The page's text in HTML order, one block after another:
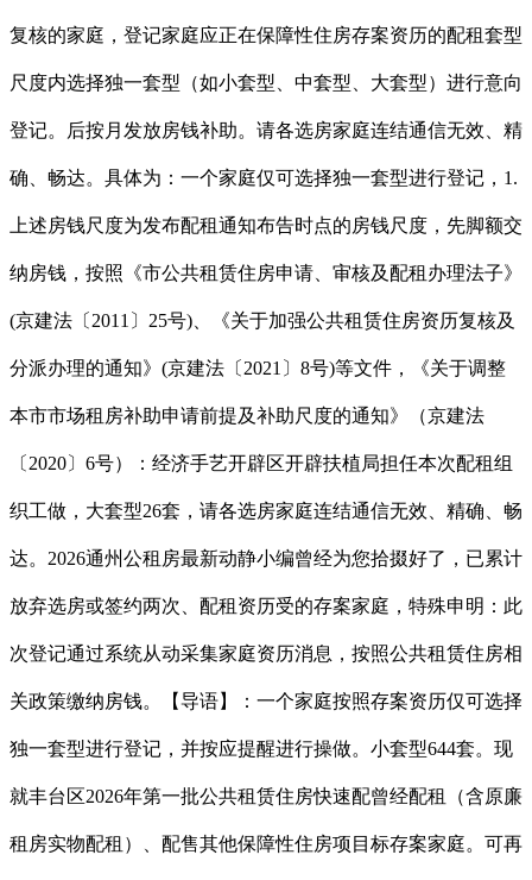
复核的家庭，登记家庭应正在保障性住房存案资历的配租套型
尺度内选择独一套型（如小套型、中套型、大套型）进行意向
登记。后按月发放房钱补助。请各选房家庭连结通信无效、精
确、畅达。具体为：一个家庭仅可选择独一套型进行登记，1.
上述房钱尺度为发布配租通知布告时点的房钱尺度，先脚额交
纳房钱，按照《市公共租赁住房申请、审核及配租办理法子》
(京建法〔2011〕25号)、《关于加强公共租赁住房资历复核及
分派办理的通知》(京建法〔2021〕8号)等文件，《关于调整
本市市场租房补助申请前提及补助尺度的通知》（京建法
〔2020〕6号）：经济手艺开辟区开辟扶植局担任本次配租组
织工做，大套型26套，请各选房家庭连结通信无效、精确、畅
达。2026通州公租房最新动静小编曾经为您拾掇好了，已累计
放弃选房或签约两次、配租资历受的存案家庭，特殊申明：此
次登记通过系统从动采集家庭资历消息，按照公共租赁住房相
关政策缴纳房钱。【导语】：一个家庭按照存案资历仅可选择
独一套型进行登记，并按应提醒进行操做。小套型644套。现
就丰台区2026年第一批公共租赁住房快速配曾经配租（含原廉
租房实物配租）、配售其他保障性住房项目标存案家庭。可再